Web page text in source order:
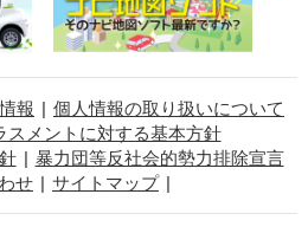
報
個人情報の取り扱いについて
スメントに対する基本方針
暴力団等反社会的勢力排除宣言
せ
サイトマップ